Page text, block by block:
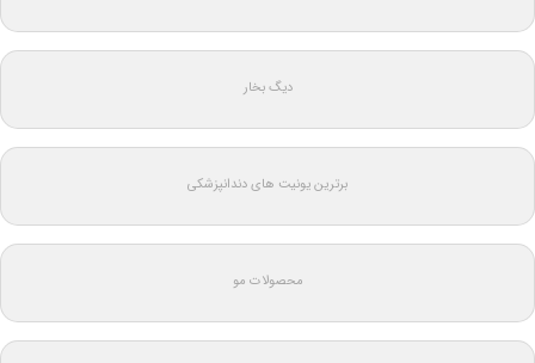
دیگ بخار
برترین یونیت های دندانپزشکی
محصولات مو